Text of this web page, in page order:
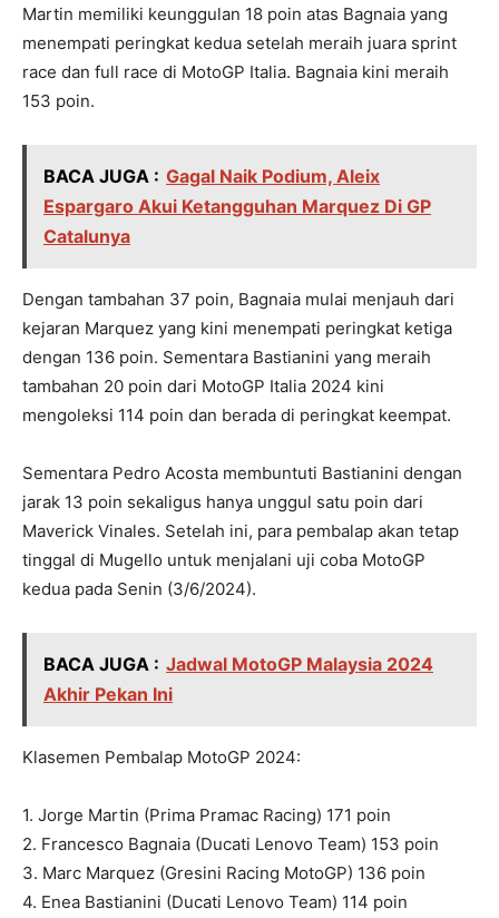
Martin memiliki keunggulan 18 poin atas Bagnaia yang
menempati peringkat kedua setelah meraih juara sprint
race dan full race di MotoGP Italia. Bagnaia kini meraih
153 poin.
BACA JUGA : Gagal Naik Podium, Aleix
Espargaro Akui Ketangguhan Marquez Di GP
Catalunya
Dengan tambahan 37 poin, Bagnaia mulai menjauh dari
kejaran Marquez yang kini menempati peringkat ketiga
dengan 136 poin. Sementara Bastianini yang meraih
tambahan 20 poin dari MotoGP Italia 2024 kini
mengoleksi 114 poin dan berada di peringkat keempat.
Sementara Pedro Acosta membuntuti Bastianini dengan
jarak 13 poin sekaligus hanya unggul satu poin dari
Maverick Vinales. Setelah ini, para pembalap akan tetap
tinggal di Mugello untuk menjalani uji coba MotoGP
kedua pada Senin (3/6/2024).
BACA JUGA : Jadwal MotoGP Malaysia 2024
Akhir Pekan Ini
Klasemen Pembalap MotoGP 2024:
1. Jorge Martin (Prima Pramac Racing) 171 poin
2. Francesco Bagnaia (Ducati Lenovo Team) 153 poin
3. Marc Marquez (Gresini Racing MotoGP) 136 poin
4. Enea Bastianini (Ducati Lenovo Team) 114 poin